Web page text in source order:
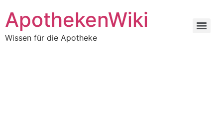
ApothekenWiki
Wissen für die Apotheke